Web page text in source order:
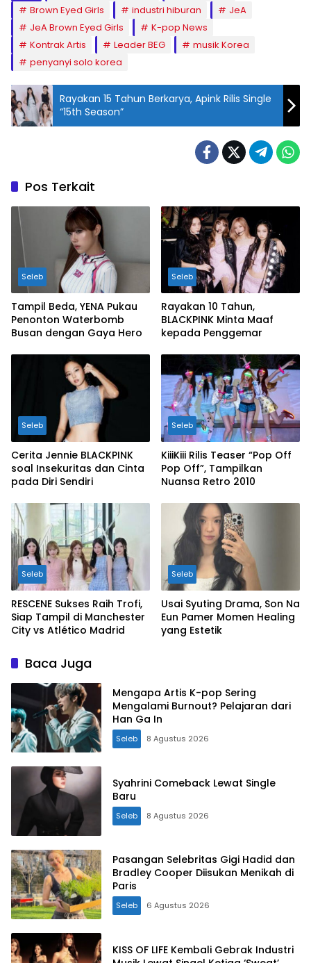
Brown Eyed Girls
industri hiburan
JeA
JeA Brown Eyed Girls
K-pop News
Kontrak Artis
Leader BEG
musik Korea
penyanyi solo korea
Rayakan 15 Tahun Berkarya, Apink Rilis Single
“15th Season”
Pos Terkait
Seleb
Tampil Beda, YENA Pukau
Penonton Waterbomb
Busan dengan Gaya Hero
Seleb
Rayakan 10 Tahun,
BLACKPINK Minta Maaf
kepada Penggemar
Seleb
Cerita Jennie BLACKPINK
soal Insekuritas dan Cinta
pada Diri Sendiri
Seleb
KiiiKiii Rilis Teaser “Pop Off
Pop Off”, Tampilkan
Nuansa Retro 2010
Seleb
RESCENE Sukses Raih Trofi,
Siap Tampil di Manchester
City vs Atlético Madrid
Seleb
Usai Syuting Drama, Son Na
Eun Pamer Momen Healing
yang Estetik
Baca Juga
Mengapa Artis K-pop Sering
Mengalami Burnout? Pelajaran dari
Han Ga In
Seleb 8 Agustus 2026
Syahrini Comeback Lewat Single
Baru
Seleb 8 Agustus 2026
Pasangan Selebritas Gigi Hadid dan
Bradley Cooper Diisukan Menikah di
Paris
Seleb 6 Agustus 2026
KISS OF LIFE Kembali Gebrak Industri